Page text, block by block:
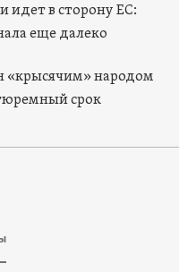
идет в сторону ЕС:
еще далеко
«крысячим» народом
срок